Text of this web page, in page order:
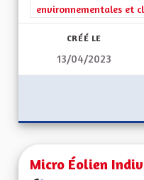
environnementales et
CRÉÉ LE
13/04/2023
Micro Éolien